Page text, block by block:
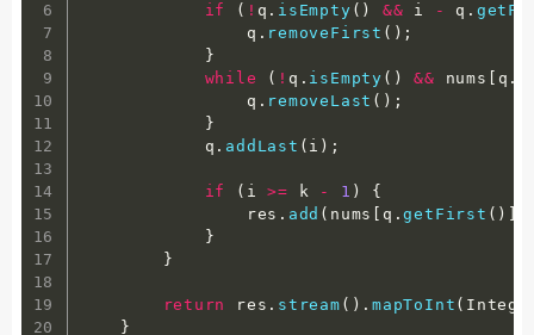
if
( ! q . isEmpty ( ) && i - q .
                q
. removeFirst ( ) ;
}
while
( ! q . isEmpty ( ) && nums q .
                q
. removeLast ( ) ;
}
            q
. addLast ( i ) ;
if ( i >= k - 1 )
{
                res
. add ( nums q .getFirst ( )
}
}
return res . stream ( ) .mapToInt (
}